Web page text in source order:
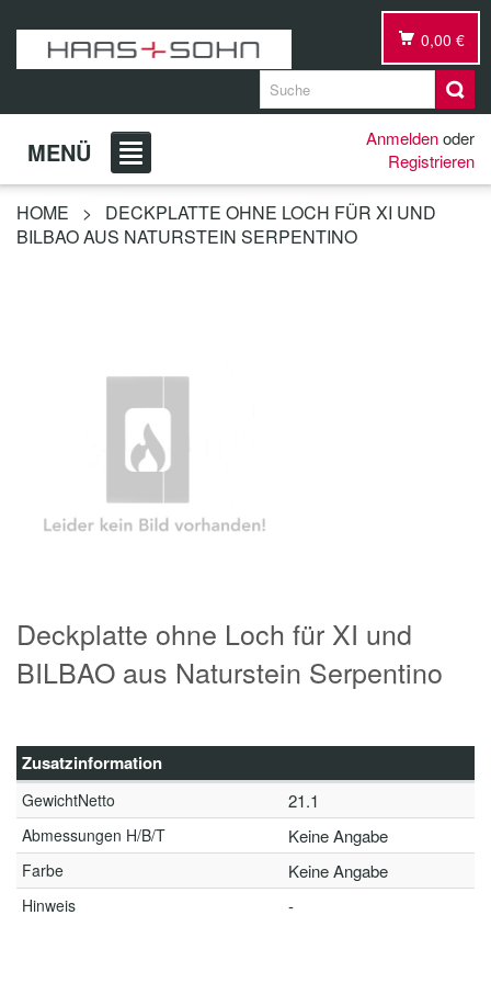
0,00 €
MENÜ Anmeldenoder
Registrieren
HOME >
DECKPLATTE OHNE LOCH FÜR XI UND
BILBAO AUS NATURSTEIN SERPENTINO
Deckplatte ohne Loch für XI und
BILBAO aus Naturstein Serpentino
Zusatzinformation
GewichtNetto 21.1
Abmessungen H/B/T Keine Angabe
Farbe Keine Angabe
Hinweis -